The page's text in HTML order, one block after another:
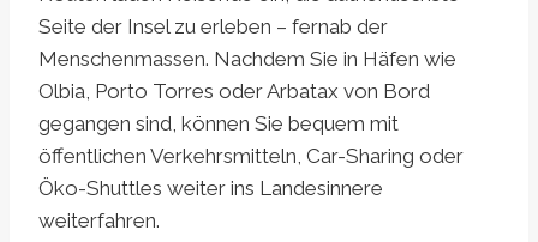
Seite der Insel zu erleben – fernab der
Menschenmassen. Nachdem Sie in Häfen wie
Olbia, Porto Torres oder Arbatax von Bord
gegangen sind, können Sie bequem mit
öffentlichen Verkehrsmitteln, Car-Sharing oder
Öko-Shuttles weiter ins Landesinnere
weiterfahren.